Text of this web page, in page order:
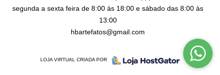
segunda a sexta feira de 8:00 às 18:00 e sábado das 8:00 às
13:00
hbartefatos@gmail.com
LOJA VIRTUAL CRIADA POR